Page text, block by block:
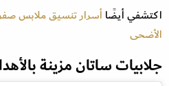
اكتشفي أيضًاأسرار تنسيق ملابس
الأضحى
جلابيات ساتان مزينة